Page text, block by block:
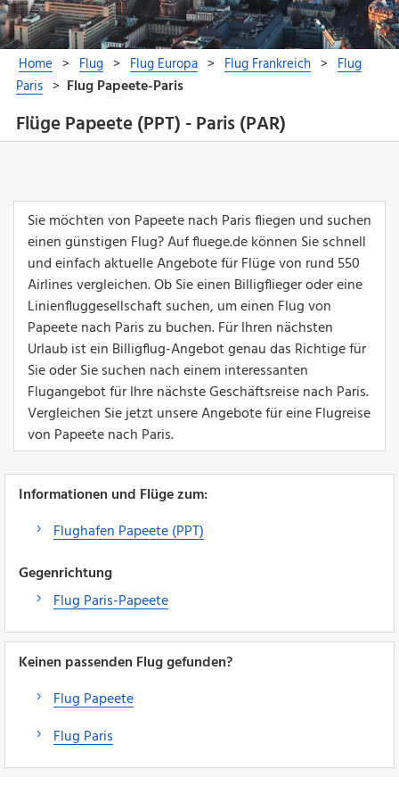
Flüge Papeete (PPT) - Paris (PAR)
Sie möchten von Papeete nach Paris fliegen und suchen
einen günstigen Flug? Auf fluege.de können Sie schnell
und einfach aktuelle Angebote für Flüge von rund 550
Airlines vergleichen. Ob Sie einen Billigflieger oder eine
Linienfluggesellschaft suchen, um einen Flug von
Papeete nach Paris zu buchen. Für Ihren nächsten
Urlaub ist ein Billigflug-Angebot genau das Richtige für
Sie oder Sie suchen nach einem interessanten
Flugangebot für Ihre nächste Geschäftsreise nach Paris.
Vergleichen Sie jetzt unsere Angebote für eine Flugreise
von Papeete nach Paris.
Informationen und Flüge zum:
Flughafen Papeete (PPT)
Gegenrichtung
Flug Paris-Papeete
Keinen passenden Flug gefunden?
Flug Papeete
Flug Paris